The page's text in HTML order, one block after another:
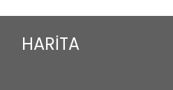
HARİTA